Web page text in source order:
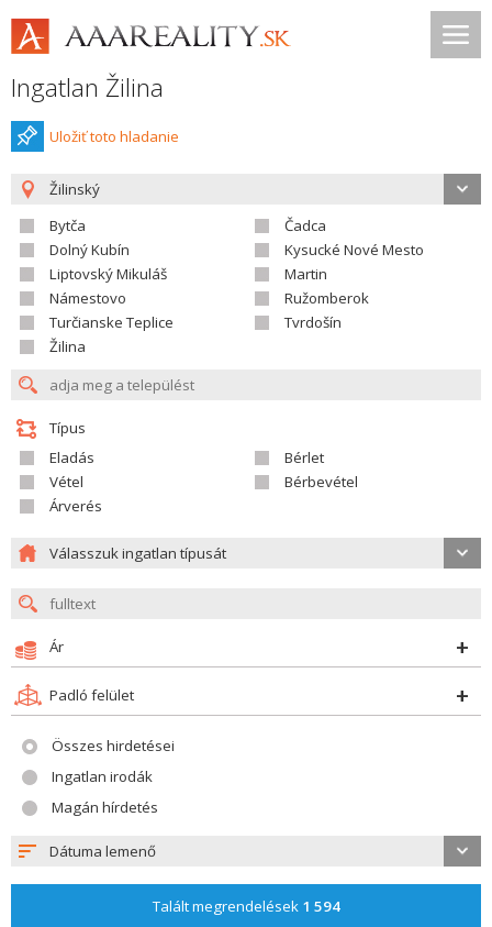
Ingatlan Žilina
Uložiť toto hladanie
Žilinský
Bytča
Čadca
Dolný Kubín
Kysucké Nové Mesto
Liptovský Mikuláš
Martin
Námestovo
Ružomberok
Turčianske Teplice
Tvrdošín
Žilina
Típus
Eladás
Bérlet
Vétel
Bérbevétel
Árverés
Válasszuk ingatlan típusát
Ár
Padló felület
Összes hirdetései
Ingatlan irodák
Magán hírdetés
Dátuma lemenő
Talált megrendelések 1 594